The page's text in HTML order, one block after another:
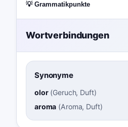
💡 Grammatikpunkte
Wortverbindungen
Synonyme
olor(Geruch, Duft)
aroma (Aroma, Duft)